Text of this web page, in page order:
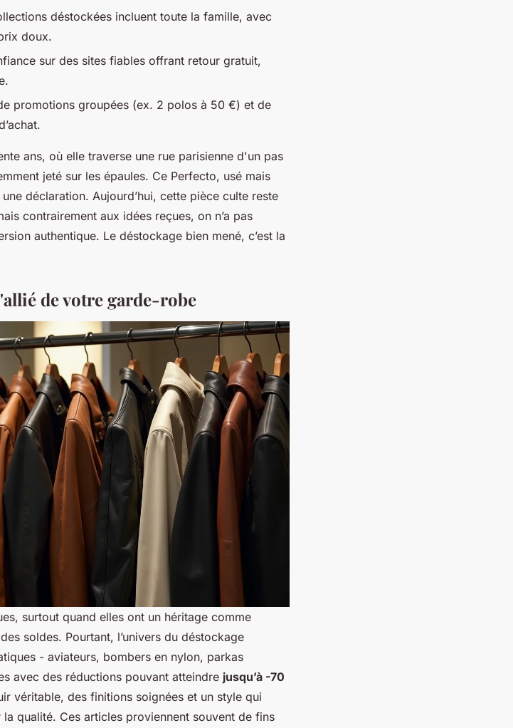
déstockées incluent toute la famille, avec
doux.
sur des sites fiables offrant retour gratuit,
promotions groupées (ex. 2 polos à 50 €) et de
ans, où elle traverse une rue parisienne d'un pas
jeté sur les épaules. Ce Perfecto, usé mais
déclaration. Aujourd’hui, cette pièce culte reste
contrairement aux idées reçues, on n’a pas
authentique. Le déstockage bien mené, c’est la
de votre garde-robe
surtout quand elles ont un héritage comme
soldes. Pourtant, l’univers du déstockage
- aviateurs, bombers en nylon, parkas
avec des réductions pouvant atteindre jusqu’à -70
véritable, des finitions soignées et un style qui
qualité. Ces articles proviennent souvent de fins